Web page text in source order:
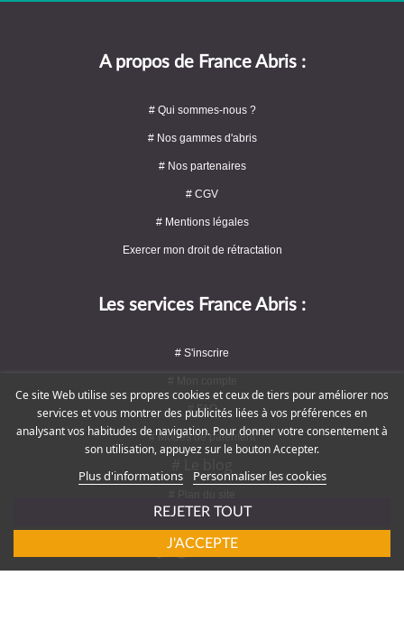
A propos de France Abris :
# Qui sommes-nous ?
# Nos gammes d'abris
# Nos partenaires
# CGV
# Mentions légales
Exercer mon droit de rétractation
Les services France Abris :
# S'inscrire
# FAQ
# Modes de paiement
Rejoignez-nous !
Ce site Web utilise ses propres cookies et ceux de tiers pour améliorer nos
services et vous montrer des publicités liées à vos préférences en
analysant vos habitudes de navigation. Pour donner votre consentement à
son utilisation, appuyez sur le bouton Accepter.
Plus d'informations Personnaliser les cookies
REJETER TOUT
J'ACCEPTE